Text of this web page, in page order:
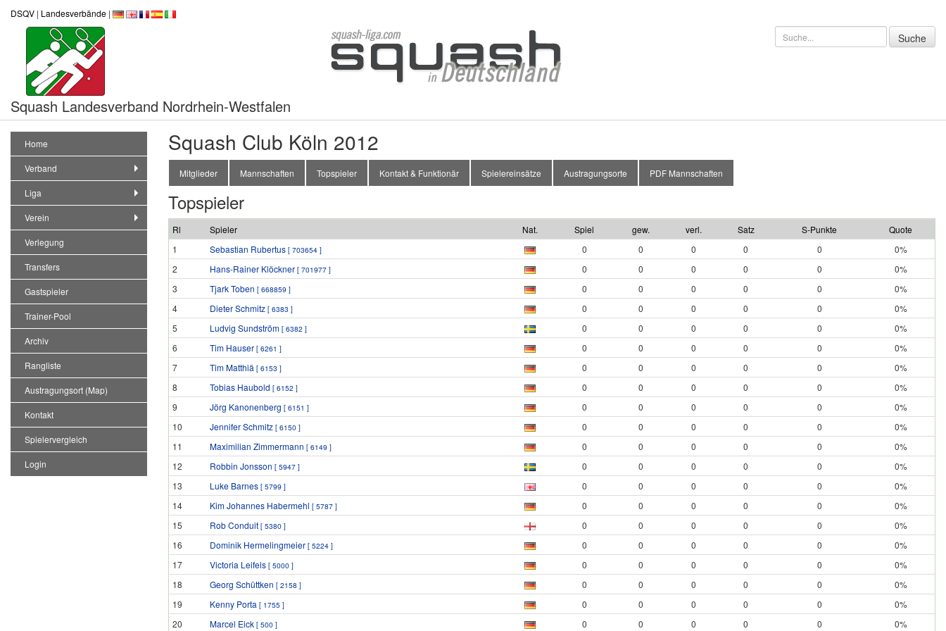
DSQV | Landesverbände |
Squash Landesverband Nordrhein-Westfalen
Home
Verband
Liga
Verein
Verlegung
Transfers
Gastspieler
Trainer-Pool
Archiv
Rangliste
Austragungsort (Map)
Kontakt
Spielervergleich
Login
Squash Club Köln 2012
Mitglieder Mannschaften Topspieler Kontakt & Funktionär Spielereinsätze Austragungsorte PDF Mannschaften
Topspieler
Rl Spieler Nat. Spiel gew. verl. Satz S-Punkte
Quote
1
Sebastian Rubertus [ 703654 ] 0 0 0 0 0
0%
2
Hans-Rainer Klöckner [ 701977 ] 0 0 0 0 0
0%
3
Tjark Toben [ 668859 ] 0 0 0 0 0
0%
4
Dieter Schmitz [ 6383 ] 0 0 0 0 0
0%
5
Ludvig Sundström [ 6382 ] 0 0 0 0 0
0%
6
Tim Hauser [ 6261 ] 0 0 0 0 0
0%
7
Tim Matthiä [ 6153 ] 0 0 0 0 0
0%
8
Tobias Haubold [ 6152 ] 0 0 0 0 0
0%
9
Jörg Kanonenberg [ 6151 ] 0 0 0 0 0
0%
10
Jennifer Schmitz [ 6150 ] 0 0 0 0 0
0%
11
Maximilian Zimmermann [ 6149 ] 0 0 0 0 0
0%
12
Robbin Jonsson [ 5947 ] 0 0 0 0 0
0%
13
Luke Barnes [ 5799 ] 0 0 0 0 0
0%
14
Kim Johannes Habermehl [ 5787 ] 0 0 0 0 0
0%
15
Rob Conduit [ 5380 ] 0 0 0 0 0
0%
16
Dominik Hermelingmeier [ 5224 ] 0 0 0 0 0
0%
17
Victoria Leifels [ 5000 ] 0 0 0 0 0
0%
18
Georg Schüttken [ 2158 ] 0 0 0 0 0
0%
19
Kenny Porta [ 1755 ] 0 0 0 0 0
0%
20
Marcel Eick [ 500 ] 0 0 0 0 0 0%